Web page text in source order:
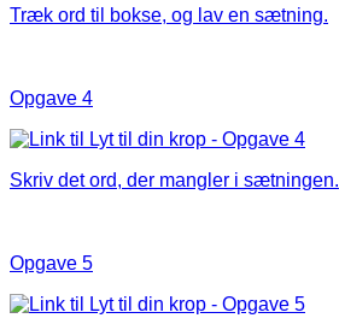
Træk ord til bokse, og lav en sætning.
Opgave 4
Skriv det ord, der mangler i sætningen.
Opgave 5